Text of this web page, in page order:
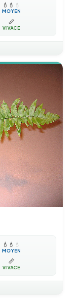
💧 💧 💧
MOYEN
📏
VIVACE
💧 💧 💧
MOYEN
📏
VIVACE